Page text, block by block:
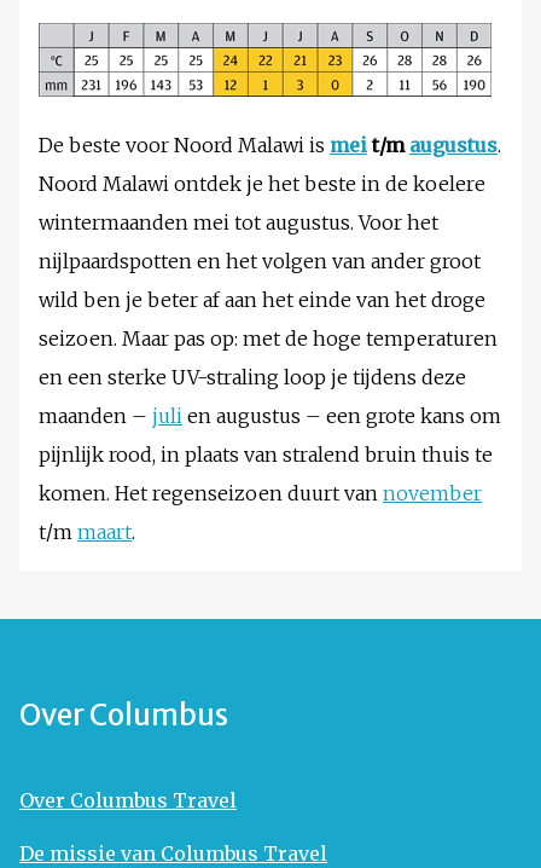
De beste voor Noord Malawi is meit/m augustus.
Noord Malawi ontdek je het beste in de koelere
wintermaanden mei tot augustus. Voor het
nijlpaardspotten en het volgen van ander groot
wild ben je beter af aan het einde van het droge
seizoen. Maar pas op: met de hoge temperaturen
en een sterke UV-straling loop je tijdens deze
maanden – juli en augustus – een grote kans om
pijnlijk rood, in plaats van stralend bruin thuis te
komen. Het regenseizoen duurt van november
t/m maart.
Over Columbus
Over Columbus Travel
De missie van Columbus Travel